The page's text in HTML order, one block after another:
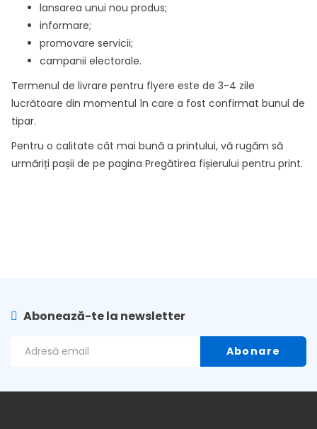
lansarea unui nou produs;
informare;
promovare servicii;
campanii electorale.
Termenul de livrare pentru flyere este de 3-4 zile
lucrătoare din momentul în care a fost confirmat bunul de
tipar.
Pentru o calitate cât mai bună a printului, vă rugăm să
urmăriți pașii de pe pagina Pregătirea fișierului pentru print.
Abonează-te la newsletter